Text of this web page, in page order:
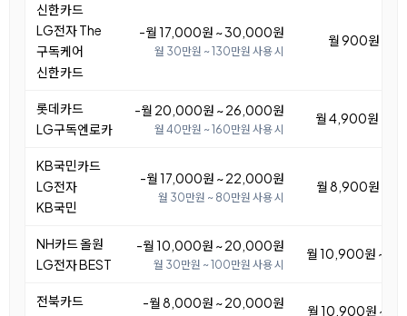
신한카드
LG전자 The
구독케어
신한카드
-월 17,000원 ~ 30,000원
월 30만원 ~ 130만원 사용 시
월 900원 ~
롯데카드
LG구독엔로카
-월 20,000원 ~ 26,000원
월 40만원 ~ 160만원 사용 시
월 4,900원 ~
KB국민카드
LG전자
KB국민
-월 17,000원 ~ 22,000원
월 30만원 ~ 80만원 사용 시
월 8,900원 ~
NH카드 올원
LG전자 BEST
-월 10,000원 ~ 20,000원
월 30만원 ~ 100만원 사용 시
월 10,900원 ~
전북카드
-월 8,000원 ~ 20,000원 월 10,900원 ~